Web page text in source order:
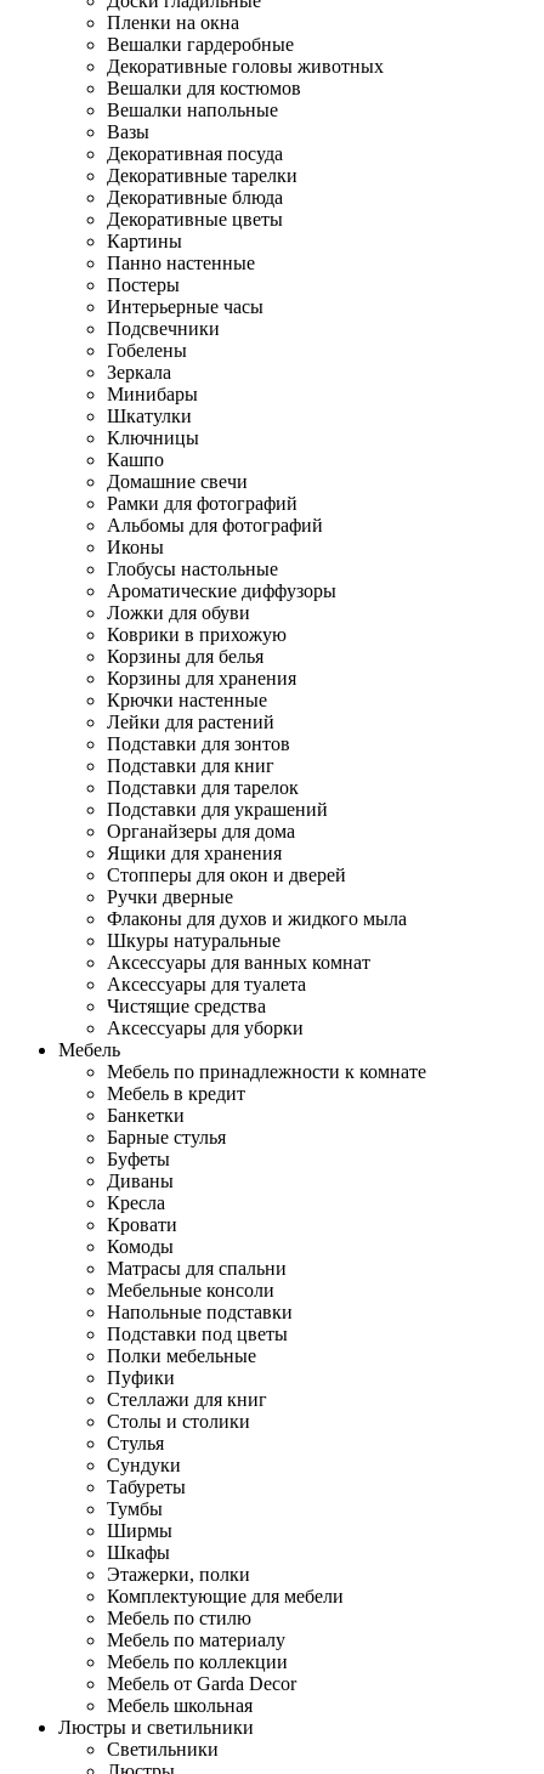
Пленки на окна
Вешалки гардеробные
Декоративные головы животных
Вешалки для костюмов
Вешалки напольные
Вазы
Декоративная посуда
Декоративные тарелки
Декоративные блюда
Декоративные цветы
Картины
Панно настенные
Постеры
Интерьерные часы
Подсвечники
Гобелены
Зеркала
Минибары
Шкатулки
Ключницы
Кашпо
Домашние свечи
Рамки для фотографий
Альбомы для фотографий
Иконы
Глобусы настольные
Ароматические диффузоры
Ложки для обуви
Коврики в прихожую
Корзины для белья
Корзины для хранения
Крючки настенные
Лейки для растений
Подставки для зонтов
Подставки для книг
Подставки для тарелок
Подставки для украшений
Органайзеры для дома
Ящики для хранения
Стопперы для окон и дверей
Ручки дверные
Флаконы для духов и жидкого мыла
Шкуры натуральные
Аксессуары для ванных комнат
Аксессуары для туалета
Чистящие средства
Аксессуары для уборки
Мебель
Мебель по принадлежности к комнате
Мебель в кредит
Банкетки
Барные стулья
Буфеты
Диваны
Кресла
Кровати
Комоды
Матрасы для спальни
Мебельные консоли
Напольные подставки
Подставки под цветы
Полки мебельные
Пуфики
Стеллажи для книг
Столы и столики
Стулья
Сундуки
Табуреты
Тумбы
Ширмы
Шкафы
Этажерки, полки
Комплектующие для мебели
Мебель по стилю
Мебель по материалу
Мебель по коллекции
Мебель от Garda Decor
Мебель школьная
Люстры и светильники
Светильники